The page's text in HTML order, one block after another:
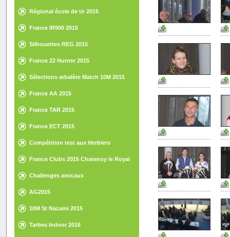
Régional école de tir 2015
France IR900 2015
Silhouettes REG 2015
France 22 Hunter 2015
Sélections arbalète Match 10M 2015
France AA 2015
France TAR 2015
France ECT 2015
Compétition test aux Herbiers
France Clubs 2015 Chatenoy le Royal
Challenges amicaux
AG2015
10M St Nazaire 2015
Tarbes Indoor 2016